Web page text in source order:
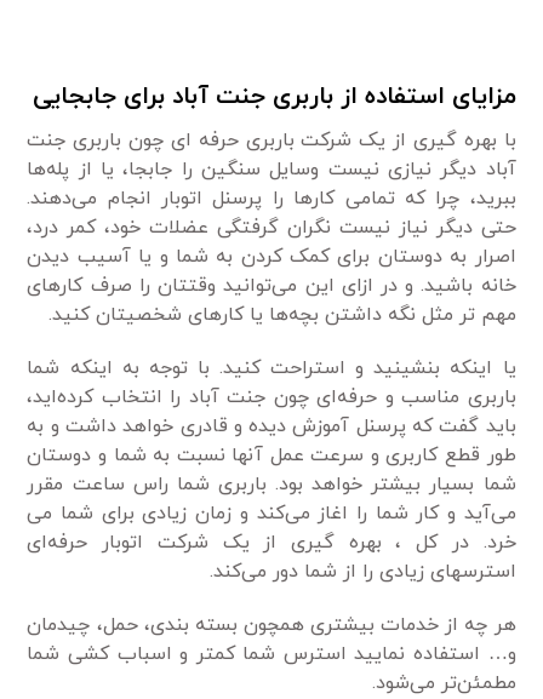
مزایای استفاده از باربری جنت آباد برای جابجایی
با بهره گیری از یک شرکت باربری حرفه ای چون باربری جنت
آباد دیگر نیازی نیست وسایل سنگین را جابجا، یا از پله‌ها
ببرید، چرا که تمامی کارها را پرسنل اتوبار انجام می‌دهند.
حتی دیگر نیاز نیست نگران گرفتگی عضلات خود، کمر درد،
اصرار به دوستان برای کمک کردن به شما و یا آسیب دیدن
خانه باشید. و در ازای این می‌توانید وقتتان را صرف کارهای
مهم تر مثل نگه داشتن بچه‌ها یا کار‌های شخصیتان کنید.
یا اینکه بنشینید و استراحت کنید. با توجه به اینکه شما
باربری مناسب و حرفه‌ای چون جنت آباد را انتخاب کرده‌اید،
باید گفت که پرسنل آموزش دیده و قادری خواهد داشت و به
طور قطع کاربری و سرعت عمل آنها نسبت به شما و دوستان
شما بسیار بیشتر خواهد بود. باربری شما راس ساعت مقرر
می‌آید و کار شما را اغاز می‌کند و زمان زیادی برای شما می
خرد. در کل ، بهره گیری از یک شرکت اتوبار حرفه‌ای
استرسهای زیادی را از شما دور می‌کند.
هر چه از خدمات بیشتری همچون بسته بندی، حمل، چیدمان
و… استفاده نمایید استرس شما کمتر و اسباب کشی شما
مطمئن‌تر می‌شود.